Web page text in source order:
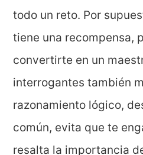
todo un reto. Por
tiene una recompensa,
convertirte en un
interrogantes también
razonamiento lógico,
común, evita que te
resalta la importancia